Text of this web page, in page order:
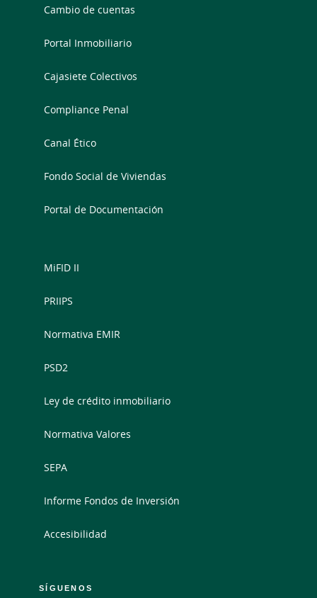
Cambio de cuentas
Portal Inmobiliario
Cajasiete Colectivos
Compliance Penal
Canal Ético
Fondo Social de Viviendas
Portal de Documentación
MiFID II
PRIIPS
Normativa EMIR
PSD2
Ley de crédito inmobiliario
Normativa Valores
SEPA
Informe Fondos de Inversión
Accesibilidad
SÍGUENOS